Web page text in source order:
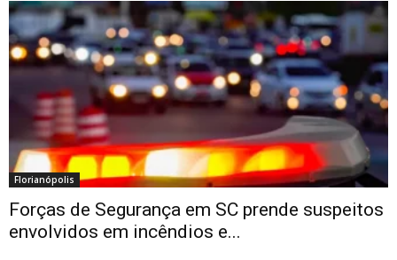
Florianópolis
Forças de Segurança em SC prende suspeitos
envolvidos em incêndios e...